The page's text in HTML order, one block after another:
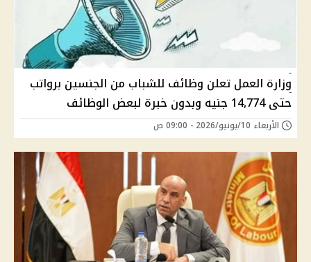
وزارة العمل تعلن وظائف للشباب من الجنسين برواتب
حتى 14,774 جنيه وبدون خبرة لبعض الوظائف
الأربعاء 10/يونيو/2026 - 09:00 ص